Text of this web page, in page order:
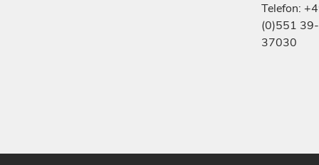
Telefon:
(0)551 39-
37030